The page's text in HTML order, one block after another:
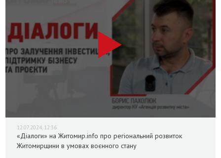
12.07.2024, 12:36
«Діалоги» на Житомир.info про регіональний розвиток
Житомирщини в умовах воєнного стану